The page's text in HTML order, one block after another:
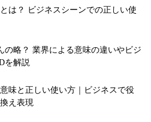
とは？ ビジネスシーンでの正しい使
の略？ 業界による意味の違いやビジ
を解説
意味と正しい使い方｜ビジネスで役
え表現